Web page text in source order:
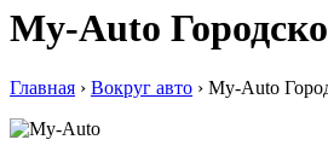
My-Auto
Главная › Вокруг авто › My-Auto